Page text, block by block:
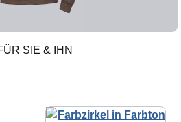
SIE & IHN